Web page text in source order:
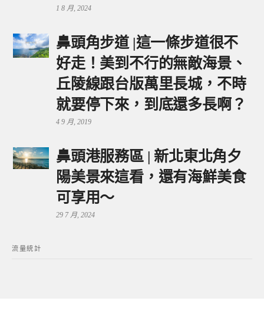
1 8 月, 2024
鼻頭角步道 |這一條步道很不
好走！美到不行的無敵海景、
丘陵線跟台版萬里長城，不時
就要停下來，到底還多長啊？
4 9 月, 2019
鼻頭港服務區 | 新北東北角夕
陽美景來這看，還有海鮮美食
可享用～
29 7 月, 2024
流量統計